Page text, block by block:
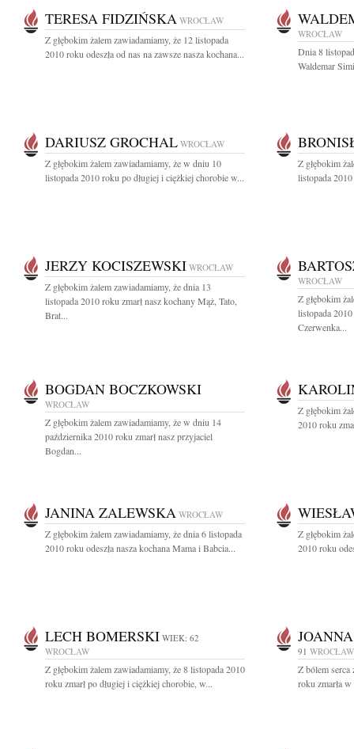
TERESA FIDZIŃSKA WROCŁAW
Z głębokim żalem zawiadamiamy, że 12 listopada
2010 roku odeszła od nas na zawsze nasza kochana...
WROCŁAW
Dnia 8
Waldemar
DARIUSZ GROCHAL WROCŁAW
Z głębokim żalem zawiadamiamy, że w dniu 10
listopada 2010 roku po długiej i ciężkiej chorobie w...
Z głębokim
listopada
JERZY KOCISZEWSKI WROCŁAW
Z głębokim żalem zawiadamiamy, że dnia 13
listopada 2010 roku zmarł nasz kochany Mąż, Tato,
Brat...
WROCŁAW
Z głębokim
listopada
Czerwenka...
BOGDAN BOCZKOWSKI
WROCŁAW
Z głębokim żalem zawiadamiamy, że w dniu 14
października 2010 roku zmarł nasz przyjaciel
Bogdan...
Z głębokim
2010 roku
JANINA ZALEWSKA WROCŁAW
Z głębokim żalem zawiadamiamy, że dnia 6 listopada
2010 roku odeszła nasza kochana Mama i Babcia...
Z głębokim
2010 roku
LECH BOMERSKI WIEK: 62
WROCŁAW
Z głębokim żalem zawiadamiamy, że 8 listopada 2010
roku zmarł po długiej i ciężkiej chorobie, w...
91 WROCŁAW
Z bólem serca
roku zmarła